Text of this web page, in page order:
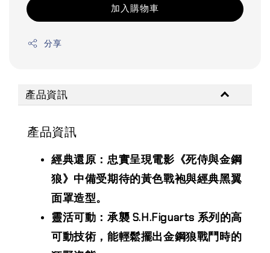
加入購物車
分享
產品資訊
產品資訊
經典還原：忠實呈現電影《死侍與金鋼
狼》中備受期待的黃色戰袍與經典黑翼
面罩造型。
靈活可動：承襲 S.H.Figuarts 系列的高
可動技術，能輕鬆擺出金鋼狼戰鬥時的